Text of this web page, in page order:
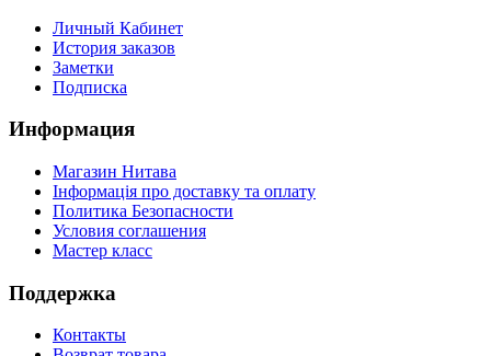
Личный Кабинет
История заказов
Заметки
Подписка
Информация
Магазин Нитава
Інформація про доставку та оплату
Политика Безопасности
Условия соглашения
Мастер класс
Поддержка
Контакты